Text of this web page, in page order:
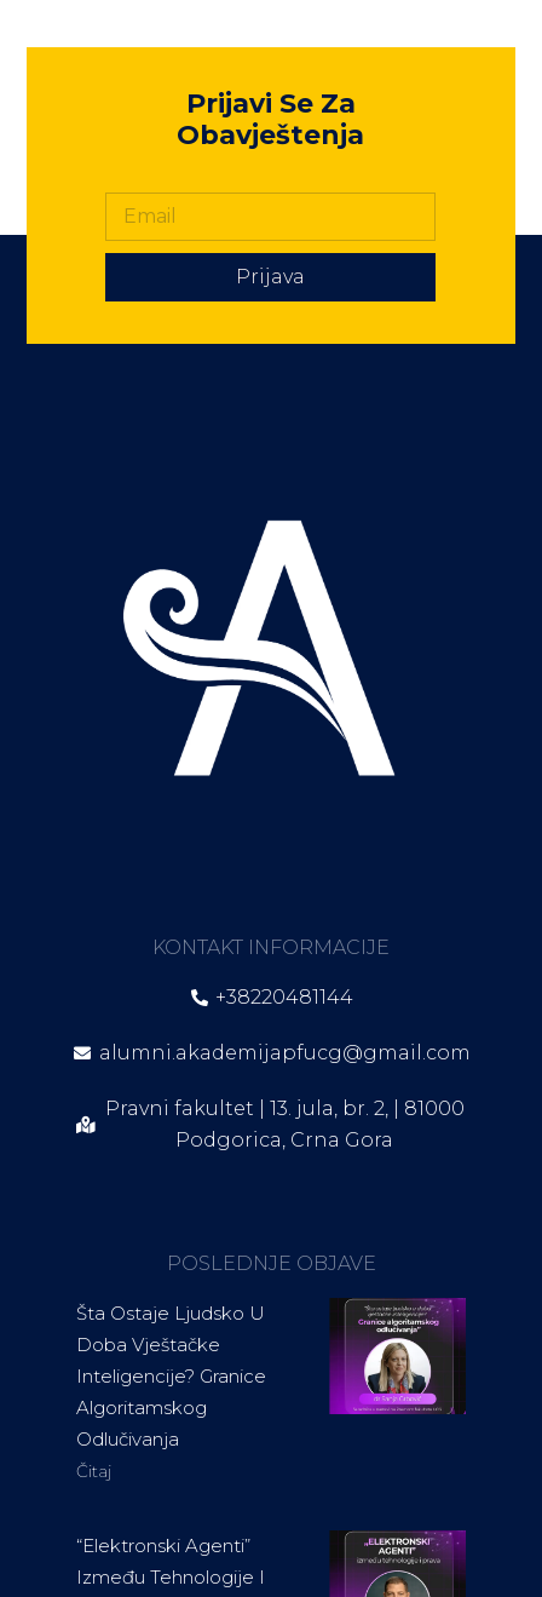
Prijavi Se Za
Obavještenja
Prijava
KONTAKT INFORMACIJE
+38220481144
alumni.akademijapfucg@gmail.com
Pravni fakultet | 13. jula, br. 2, | 81000
Podgorica, Crna Gora
POSLEDNJE OBJAVE
Šta Ostaje Ljudsko U
Doba Vještačke
Inteligencije? Granice
Algoritamskog
Odlučivanja
Čitaj
“Elektronski Agenti”
Između Tehnologije I